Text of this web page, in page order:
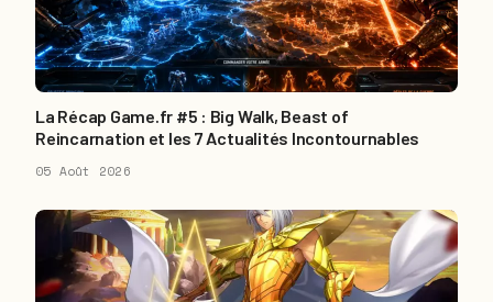
La Récap Game.fr #5 : Big Walk, Beast of
Reincarnation et les 7 Actualités Incontournables
05 Août 2026